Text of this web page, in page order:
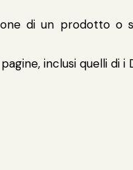
di un prodotto o
inclusi quelli di i